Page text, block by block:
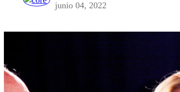
junio 04, 2022